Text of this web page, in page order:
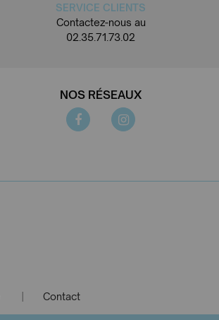
SERVICE CLIENTS
Contactez-nous au
02.35.71.73.02
NOS RÉSEAUX
Contact